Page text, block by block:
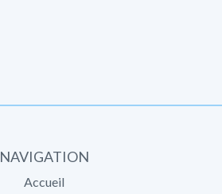
NAVIGATION
Accueil